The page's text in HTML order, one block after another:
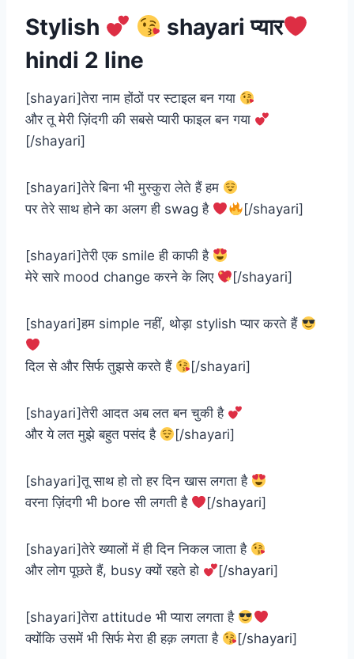
Stylish
shayari प्यार
hindi 2 line
[shayari]तेरा नाम होंठों पर स्टाइल बन गया
और तू मेरी ज़िंदगी की सबसे प्यारी फाइल बन गया
[/shayari]
[shayari]तेरे बिना भी मुस्कुरा लेते हैं हम
पर तेरे साथ होने का अलग ही swag है
[/shayari]
[shayari]तेरी एक smile ही काफी है
मेरे सारे mood change करने के लिए
[/shayari]
[shayari]हम simple नहीं, थोड़ा stylish प्यार करते हैं
दिल से और सिर्फ तुझसे करते हैं [/shayari]
[shayari]तेरी आदत अब लत बन चुकी है
और ये लत मुझे बहुत पसंद है
[/shayari]
[shayari]तू साथ हो तो हर दिन खास लगता है
वरना ज़िंदगी भी bore सी लगती है
[/shayari]
[shayari]तेरे ख्यालों में ही दिन निकल जाता है
और लोग पूछते हैं, busy क्यों रहते हो
[/shayari]
[shayari]तेरा attitude भी प्यारा लगता है
क्योंकि उसमें भी सिर्फ मेरा ही हक़ लगता है
[/shayari]